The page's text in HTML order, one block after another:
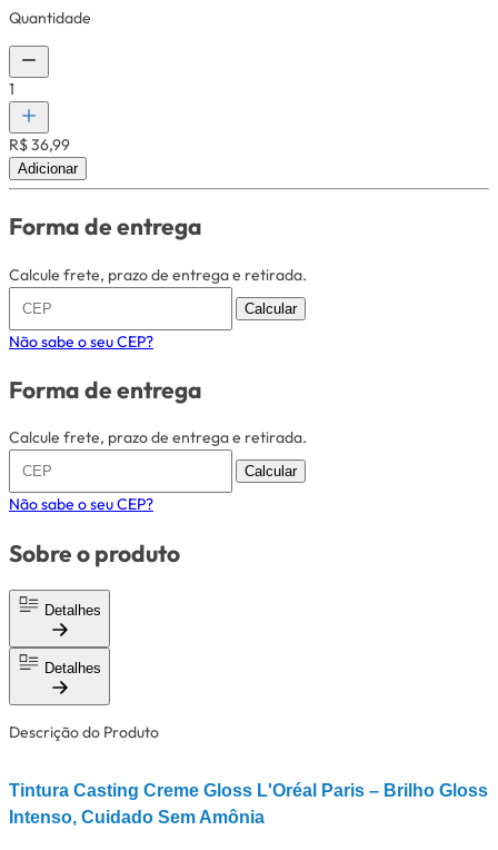
Quantidade
1
R$ 36,99
Adicionar
Forma de entrega
Calcule frete, prazo de entrega e retirada.
Calcular
Não sabe o seu CEP?
Forma de entrega
Calcule frete, prazo de entrega e retirada.
Calcular
Não sabe o seu CEP?
Sobre o produto
Detalhes
Detalhes
Descrição do Produto
Tintura Casting Creme Gloss L'Oréal Paris – Brilho Gloss
Intenso, Cuidado Sem Amônia